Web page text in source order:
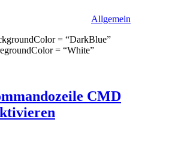
Allgemein
= “DarkBlue”
= “White”
CMD